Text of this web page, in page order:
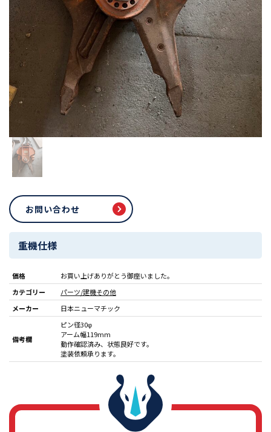
お問い合わせ
重機仕様
価格
お買い上げありがとう御座いました。
カテゴリー
パーツ/建機その他
メーカー
日本ニューマチック
備考欄
ピン径30φ
アーム幅119mm
動作確認済み、状態良好です。
塗装依頼承ります︎。